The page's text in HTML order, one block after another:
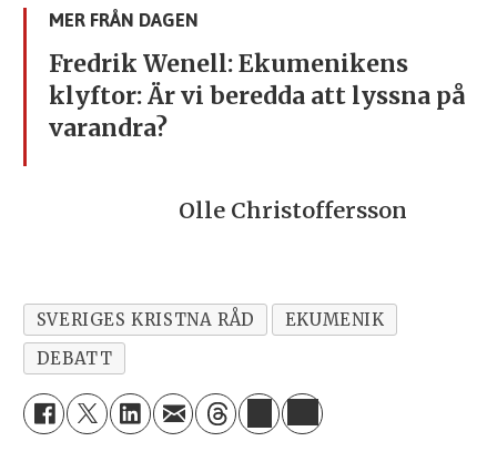
MER FRÅN DAGEN
Fredrik Wenell: Ekumenikens
klyftor: Är vi beredda att lyssna på
varandra?
Olle Christoffersson
SVERIGES KRISTNA RÅD
EKUMENIK
DEBATT